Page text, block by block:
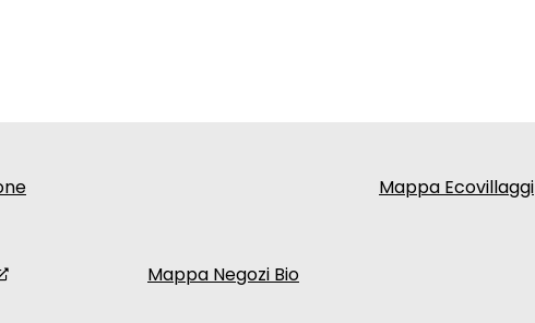
Mappa Negozi Bio
Mappa Ecovillaggi